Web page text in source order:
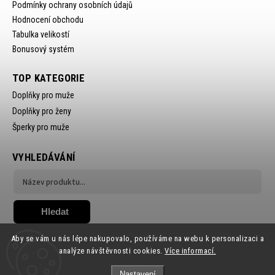
Aby se vám u nás lépe nakupovalo, používáme na webu k personalizaci a
analýze návštěvnosti cookies.Více informací.
Podmínky ochrany osobních údajů
Hodnocení obchodu
Tabulka velikostí
Bonusový systém
TOP KATEGORIE
Doplňky pro muže
Doplňky pro ženy
Šperky pro muže
VYHLEDÁVÁNÍ
Hledat